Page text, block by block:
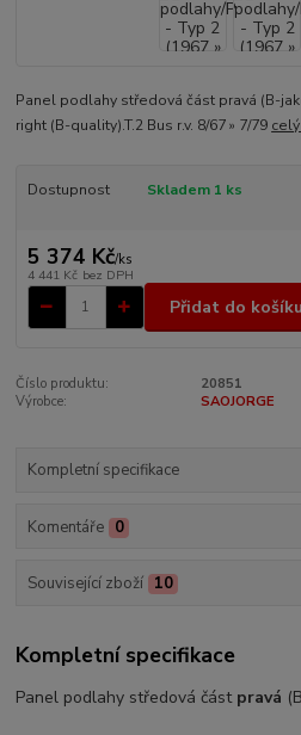
Panel podlahy středová část pravá (B-
right (B-quality).T.2 Bus r.v. 8/67 » 7/79
Dostupnost Skladem 1 ks
5 374 Kč/ks
4 441 Kč bez DPH
Přidat do košíku
Číslo produktu:
20851
Výrobce:
SAOJORGE
Kompletní specifikace
Komentáře 0
Související zboží 10
Kompletní specifikace
Panel podlahy středová část pravá